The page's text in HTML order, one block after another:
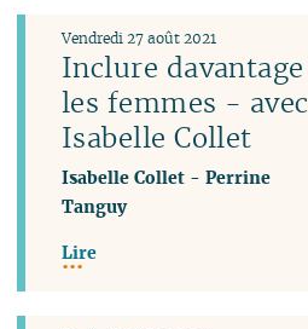
Inclure davantage
les femmes - avec
Isabelle Collet
Vendredi 27 août 2021
Isabelle Collet -Perrine
Tanguy
Lire